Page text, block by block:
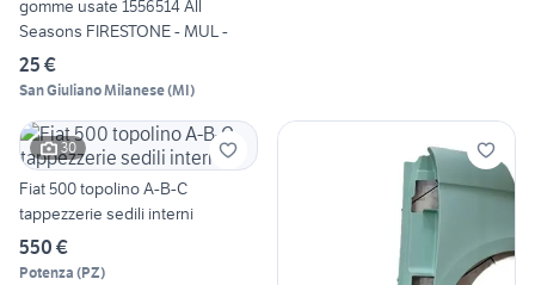
gomme usate 1556514 All
Seasons FIRESTONE - MUL -
25 €
San Giuliano Milanese(MI)
30
Fiat 500 topolino A-B-C
tappezzerie sedili interni
550 €
Potenza (PZ)